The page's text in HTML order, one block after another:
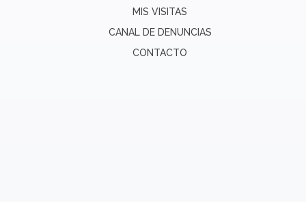
MIS VISITAS
CANAL DE DENUNCIAS
CONTACTO